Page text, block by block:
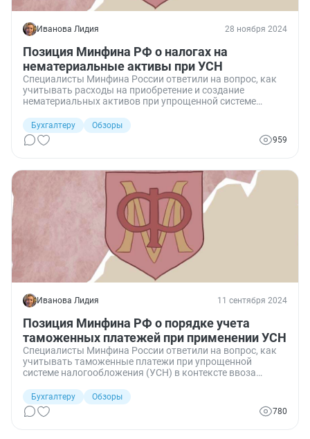
Иванова Лидия 28 ноября 2024
Позиция Минфина РФ о налогах на
нематериальные активы при УСН
Специалисты Минфина России ответили на вопрос, как
учитывать расходы на приобретение и создание
нематериальных активов при упрощенной системе
как вести учет, чтобы правильно сформировать
налоговую базу.
Бухгалтеру
Обзоры
959
Иванова Лидия 11 сентября 2024
Позиция Минфина РФ о порядке учета
таможенных платежей при применении УСН
Специалисты Минфина России ответили на вопрос, как
учитывать таможенные платежи при упрощенной
системе налогообложения (УСН) в контексте ввоза
Бухгалтеру
Обзоры
780